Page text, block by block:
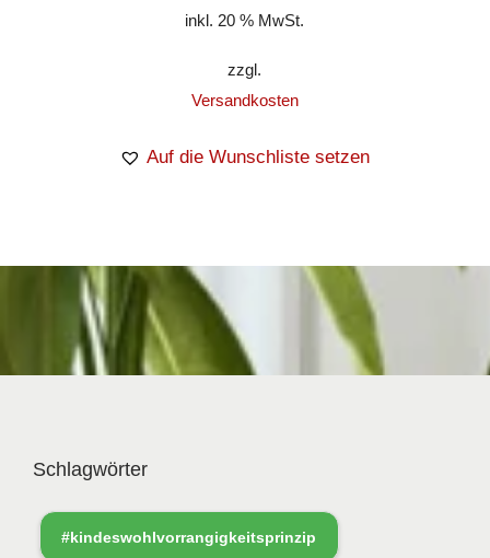
inkl. 20 % MwSt.
zzgl.
Versandkosten
Auf die Wunschliste setzen
Schlagwörter
#kindeswohlvorrangigkeitsprinzip